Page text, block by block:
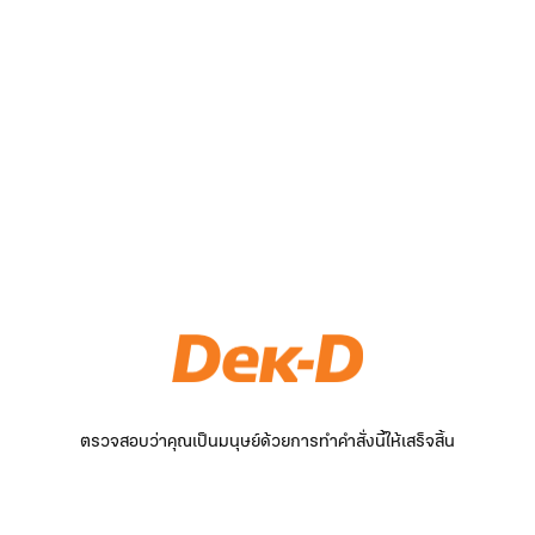
ตรวจสอบว่าคุณเป็นมนุษย์ด้วยการทำคำสั่งนี้ให้เสร็จสิ้น